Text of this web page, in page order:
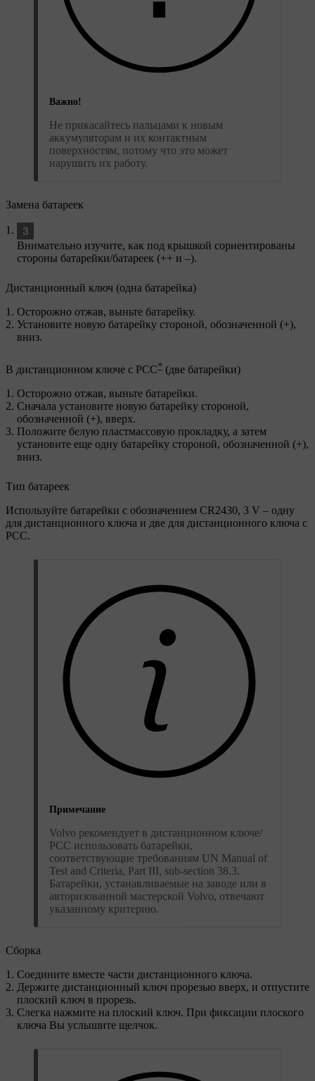
Важно!
Не прикасайтесь пальцами к новым
аккумуляторам и их контактным
поверхностям, потому что это может
нарушить их работу.
Замена батареек
Внимательно изучите, как под крышкой сориентированы
стороны батарейки/батареек (++ и –).
Дистанционный ключ (одна батарейка)
Осторожно отжав, выньте батарейку.
Установите новую батарейку стороной, обозначенной (+),
вниз.
В дистанционном ключе с РСС* (две батарейки)
Осторожно отжав, выньте батарейки.
Сначала установите новую батарейку стороной,
обозначенной (+), вверх.
Положите белую пластмассовую прокладку, а затем
установите еще одну батарейку стороной, обозначенной (+),
вниз.
Тип батареек
Используйте батарейки с обозначением CR2430, 3 V – одну
для дистанционного ключа и две для дистанционного ключа с
РСС.
Примечание
Volvo рекомендует в дистанционном ключе/
РСС использовать батарейки,
соответствующие требованиям UN Manual of
Test and Criteria, Part III, sub-section 38.3.
Батарейки, устанавливаемые на заводе или в
авторизованной мастерской Volvo, отвечают
указанному критерию.
Сборка
Соедините вместе части дистанционного ключа.
Держите дистанционный ключ прорезью вверх, и отпустите
плоский ключ в прорезь.
Слегка нажмите на плоский ключ. При фиксации плоского
ключа Вы услышите щелчок.